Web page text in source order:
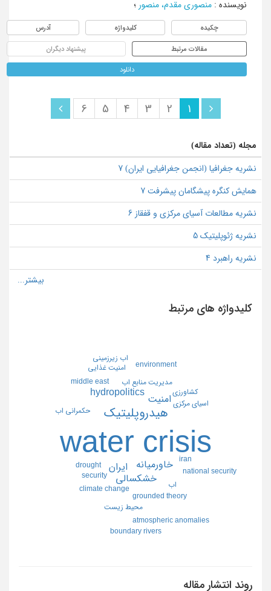
نویسنده: منصوری مقدم، منصور؛
چکیده کلیدواژه آدرس
مقالات مرتبط پیشنهاد دیگران
دانلود
1
2
3
4
5
6
مجله (تعداد مقاله)
نشریه جغرافیا (انجمن جغرافیایی ایران) 7
همایش کنگره پیشگامان پیشرفت 7
نشریه مطالعات آسیای مرکزی و قفقاز 6
نشریه ژئوپلیتیک 5
نشریه راهبرد 4
کلیدواژه های مرتبط
water crisis
هيدروپليتيك
ايران
خاورميانه
خشكسالي
hydropolitics
امنيت
مديريت منابع اب
climate change
drought
security
grounded theory
iran
اسياي مركزي
حكمراني اب
محيط زيست
environment
middle east
national security
اب
اب زيرزميني
امنيت غذايي
كشاورزي
atmospheric anomalies
boundary rivers
روند انتشار مقاله